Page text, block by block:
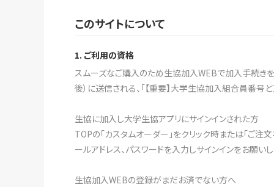
このサイトについて
1. ご利用の資格
スムーズなご購入のため生協加入WEBで加入手続きを
後）に送信される、「【重要】大学生協加入組合員番号
生協に加入し大学生協アプリにサインインされた方
TOPの「カスタムオーダー」をクリック時または「ご注
ールアドレス、パスワードを入力しサインインをお願いし
生協加入WEBの登録がまだお済でない方へ